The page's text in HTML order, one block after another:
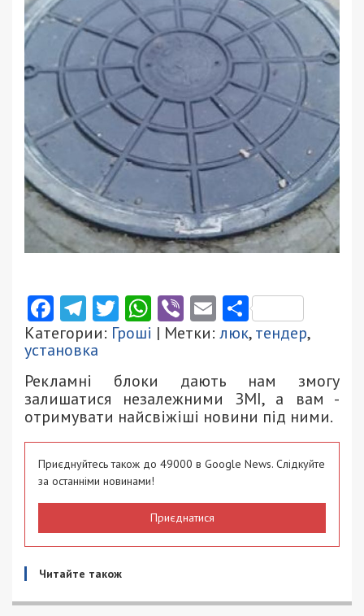
Facebook
Telegram
Twitter
WhatsApp
ViberEmail
Категории: Гроші | Метки: люк,тендер,
установка
Рекламні блоки дають нам змогу
залишатися незалежними ЗМІ, а вам -
отримувати найсвіжіші новини під ними.
Приєднуйтесь також до 49000 в Google News. Слідкуйте
за останніми новинами!
Приєднатися
Читайте також